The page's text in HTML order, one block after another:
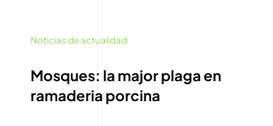
Noticias de actualidad
Mosques: la major plaga en
ramaderia porcina